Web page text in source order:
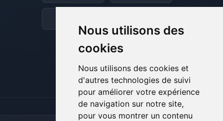
Nous utilisons des
cookies
Nous utilisons des cookies et
d'autres technologies de suivi
pour améliorer votre expérience
de navigation sur notre site,
pour vous montrer un contenu
et je vais remuer mes petits circuits
07/08/2026 à 03:23